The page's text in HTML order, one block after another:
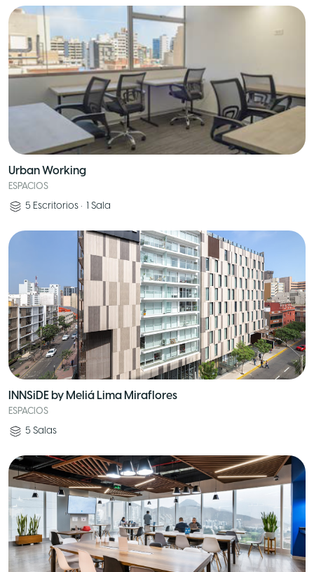
Urban Working
ESPACIOS
5 Escritorios • 1 Sala
INNSiDE by Meliá Lima Miraflores
ESPACIOS
5 Salas